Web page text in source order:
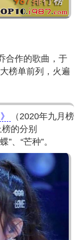
合作的歌曲，于
榜单前列，火遍
（2020年九月榜
榜的分别
”、“芒种”。